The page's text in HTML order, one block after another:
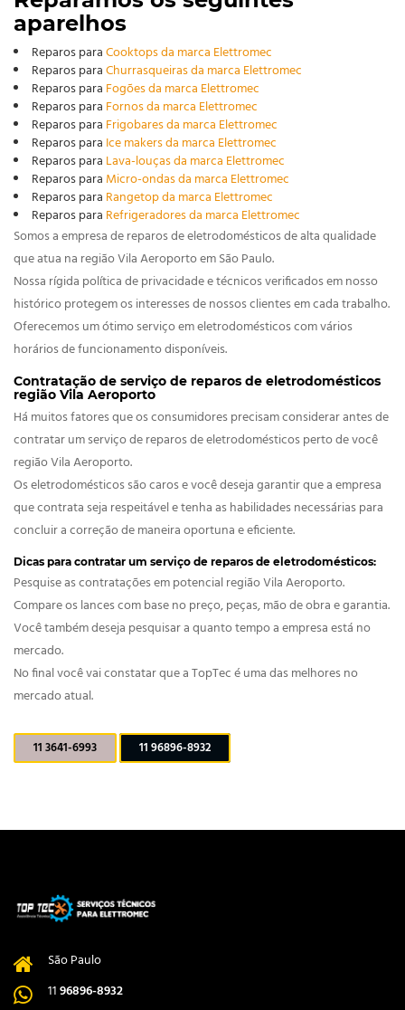
aparelhos
Reparos paraCooktops da marca Elettromec
Reparos paraChurrasqueiras da marca Elettromec
Reparos para Fogões da marca Elettromec
Reparos para Fornos da marca Elettromec
Reparos para Frigobares da marca Elettromec
Reparos para Ice makers da marca Elettromec
Reparos para Lava-louças da marca Elettromec
Reparos para Micro-ondas da marca Elettromec
Reparos para Rangetop da marca Elettromec
Reparos para Refrigeradores da marca Elettromec
Somos a empresa de reparos de eletrodomésticos de alta qualidade
que atua na região Vila Aeroporto em São Paulo.
Nossa rígida política de privacidade e técnicos verificados em nosso
histórico protegem os interesses de nossos clientes em cada trabalho.
Oferecemos um ótimo serviço em eletrodomésticos com vários
horários de funcionamento disponíveis.
Contratação de serviço de reparos de eletrodomésticos
região Vila Aeroporto
Há muitos fatores que os consumidores precisam considerar antes de
contratar um serviço de reparos de eletrodomésticos perto de você
região Vila Aeroporto.
Os eletrodomésticos são caros e você deseja garantir que a empresa
que contrata seja respeitável e tenha as habilidades necessárias para
concluir a correção de maneira oportuna e eficiente.
Dicas para contratar um serviço de reparos de eletrodomésticos:
Pesquise as contratações em potencial região Vila Aeroporto.
Compare os lances com base no preço, peças, mão de obra e garantia.
Você também deseja pesquisar a quanto tempo a empresa está no
mercado.
No final você vai constatar que a TopTec é uma das melhores no
mercado atual.
11 3641-6993 11 96896-8932
São Paulo
1196896-8932